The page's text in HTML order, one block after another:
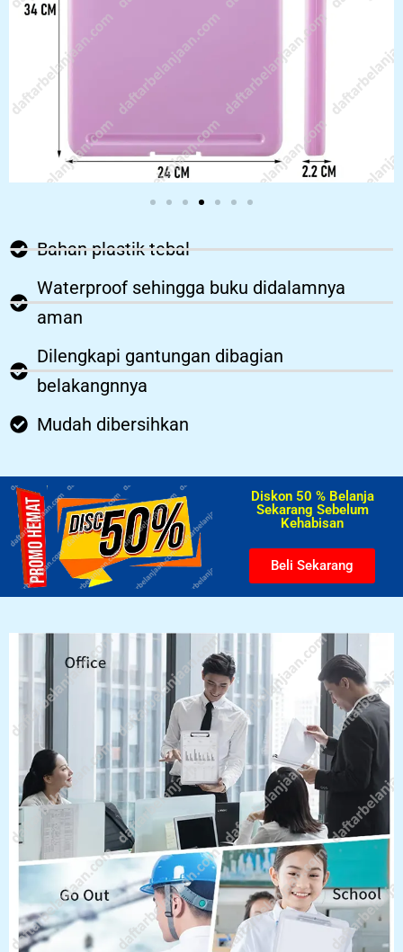
Bahan plastik tebal
Waterproof sehingga buku didalamnya
aman
Dilengkapi gantungan dibagian
belakangnnya
Mudah dibersihkan
Diskon 50 % Belanja
Sekarang Sebelum
Kehabisan​
Beli Sekarang